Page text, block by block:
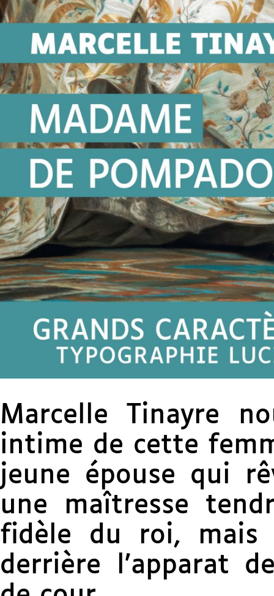
Marcelle Tinayre
intime de cette
jeune épouse qui
une maîtresse
fidèle du roi, mais
derrière l’apparat